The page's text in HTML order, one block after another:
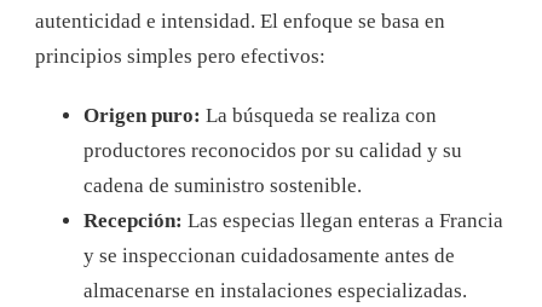
autenticidad e intensidad. El enfoque se basa en
principios simples pero efectivos:
Origen puro: La búsqueda se realiza con
productores reconocidos por su calidad y su
cadena de suministro sostenible.
Recepción: Las especias llegan enteras a Francia
y se inspeccionan cuidadosamente antes de
almacenarse en instalaciones especializadas.